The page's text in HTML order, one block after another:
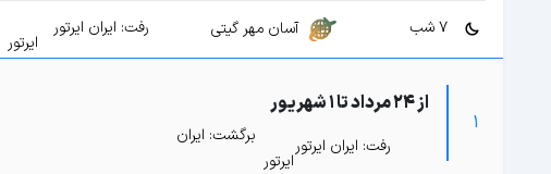
آسان مهر گیتی رفت: ایران ایرتور
ایرتور
1
از 24 مرداد تا 1 شهریور
رفت: ایران ایرتور
برگشت: ایران
ایرتور